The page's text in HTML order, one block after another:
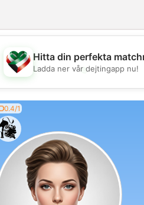
💖
Hitta din perfekta
Ladda ner vår dejtingapp nu!
0.4/1